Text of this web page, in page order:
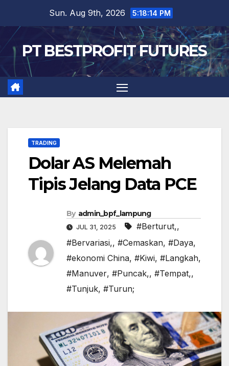
content
Sun. Aug 9th, 2026 5:18:15 PM
PT BESTPROFIT FUTURES
TRADING
Dolar AS Melemah
Tipis Jelang Data PCE
By admin_bpf_lampung
JUL 31, 2025 #Berturut,,
#Bervariasi,, #Cemaskan, #Daya,
#ekonomi China, #Kiwi, #Langkah,
#Manuver, #Puncak,, #Tempat,,
#Tunjuk, #Turun;